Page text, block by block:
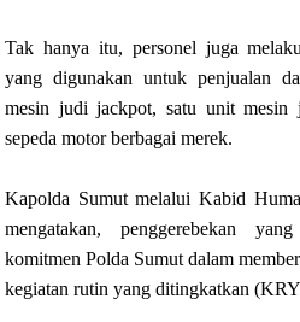
Tak hanya itu, personel juga
yang digunakan untuk penjualan
mesin judi jackpot, satu unit
sepeda motor berbagai merek.
Kapolda Sumut melalui Kabid
mengatakan, penggerebekan
komitmen Polda Sumut dalam
kegiatan rutin yang ditingkatkan